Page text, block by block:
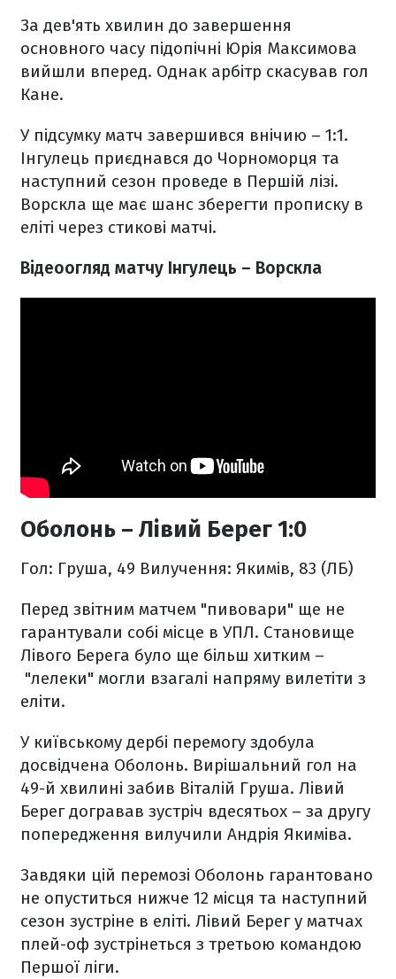
За дев'ять хвилин до завершення
основного часу підопічні Юрія Максимова
вийшли вперед. Однак арбітр скасував гол
Кане.
У підсумку матч завершився внічию – 1:1.
Інгулець приєднався до Чорноморця та
наступний сезон проведе в Першій лізі.
Ворскла ще має шанс зберегти прописку в
еліті через стикові матчі.
Відеоогляд матчу Інгулець – Ворскла
Оболонь – Лівий Берег 1:0
Гол: Груша, 49 Вилучення: Якимів, 83 (ЛБ)
Перед звітним матчем "пивовари" ще не
гарантували собі місце в УПЛ. Становище
Лівого Берега було ще більш хитким –
"лелеки" могли взагалі напряму вилетіти з
еліти.
У київському дербі перемогу здобула
досвідчена Оболонь. Вирішальний гол на
49-й хвилині забив Віталій Груша. Лівий
Берег догравав зустріч вдесятьох – за другу
попередження вилучили Андрія Якиміва.
Завдяки цій перемозі Оболонь гарантовано
не опуститься нижче 12 місця та наступний
сезон зустріне в еліті. Лівий Берег у матчах
плей-оф зустрінеться з третьою командою
Першої ліги.